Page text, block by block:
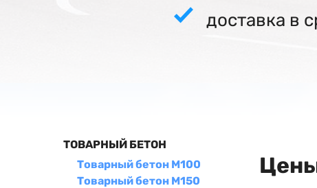
доставка в
ТОВАРНЫЙ БЕТОН
Товарный бетон М100
Товарный бетон М150